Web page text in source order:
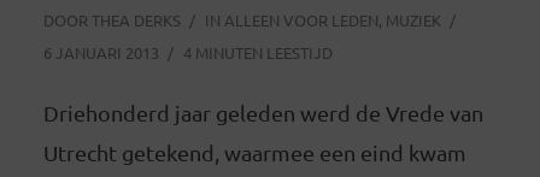
DOOR THEA DERKS IN ALLEEN VOOR LEDEN, MUZIEK
6 JANUARI 2013
4 MINUTEN LEESTIJD
Driehonderd jaar geleden werd de Vrede van
Utrecht getekend, waarmee een eind kwam